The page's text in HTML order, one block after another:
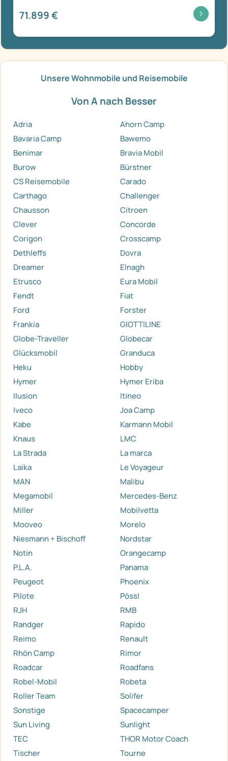
71.899 €
Unsere Wohnmobile und Reisemobile
Von A nach Besser
Adria
Ahorn Camp
Bavaria Camp
Bawemo
Benimar
Bravia Mobil
Burow
Bürstner
CS Reisemobile
Carado
Carthago
Challenger
Chausson
Citroen
Clever
Concorde
Corigon
Crosscamp
Dethleffs
Dovra
Dreamer
Elnagh
Etrusco
Eura Mobil
Fendt
Fiat
Ford
Forster
Frankia
GIOTTILINE
Globe-Traveller
Globecar
Glücksmobil
Granduca
Heku
Hobby
Hymer
Hymer Eriba
Ilusion
Itineo
Iveco
Joa Camp
Kabe
Karmann Mobil
Knaus
LMC
La Strada
La marca
Laika
Le Voyageur
MAN
Malibu
Megamobil
Mercedes-Benz
Miller
Mobilvetta
Mooveo
Morelo
Niesmann + Bischoff
Nordstar
Notin
Orangecamp
P.L.A.
Panama
Peugeot
Phoenix
Pilote
Pössl
RJH
RMB
Randger
Rapido
Reimo
Renault
Rhön Camp
Rimor
Roadcar
Roadfans
Robel-Mobil
Robeta
Roller Team
Solifer
Sonstige
Spacecamper
Sun Living
Sunlight
TEC
THOR Motor Coach
Tischer
Tourne